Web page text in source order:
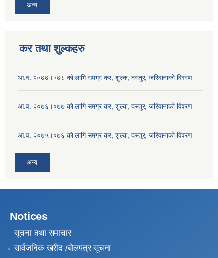
अन्य
कर तथा शुल्कहरु
आ.व. २०७७।०७८ को लागि समग्र कर, शुल्क, दस्तुर, जरिवानाको विवरण
आ.व. २०७६।०७७ को लागि समग्र कर, शुल्क, दस्तुर, जरिवानाको विवरण
आ.व. २०७५।०७६ को लागि समग्र कर, शुल्क, दस्तुर, जरिवानाको विवरण
अन्य
Notices
सूचना तथा समाचार
सार्वजनिक खरीद /बोलपत्र सूचना